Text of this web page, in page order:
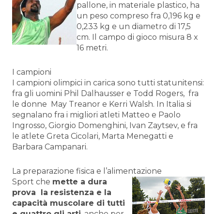
pallone, in materiale plastico, ha
un peso compreso fra 0,196 kg e
0,233 kg e un diametro di 17,5
cm. Il campo di gioco misura 8 x
16 metri.
I campioni
I campioni olimpici in carica sono tutti statunitensi:
fra gli uomini Phil Dalhausser e Todd Rogers, fra
le donne May Treanor e Kerri Walsh. In Italia si
segnalano fra i migliori atleti Matteo e Paolo
Ingrosso, Giorgio Domenghini, Ivan Zaytsev, e fra
le atlete Greta Cicolari, Marta Menegatti e
Barbara Campanari.
La preparazione fisica e l’alimentazione
Sport che mette a dura
prova la resistenza e la
capacità muscolare di tutti